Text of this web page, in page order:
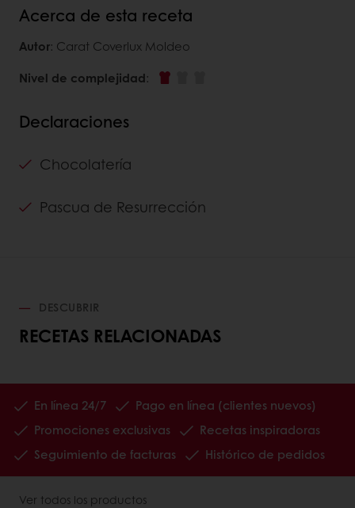
Acerca de esta receta
Autor: Carat Coverlux Moldeo
Nivel de complejidad:
Declaraciones
Chocolatería
Pascua de Resurrección
DESCUBRIR
RECETAS RELACIONADAS
En línea 24/7
Pago en línea (clientes nuevos)
Promociones exclusivas
Recetas inspiradoras
Seguimiento de facturas
Histórico de pedidos
Ver todos los productos